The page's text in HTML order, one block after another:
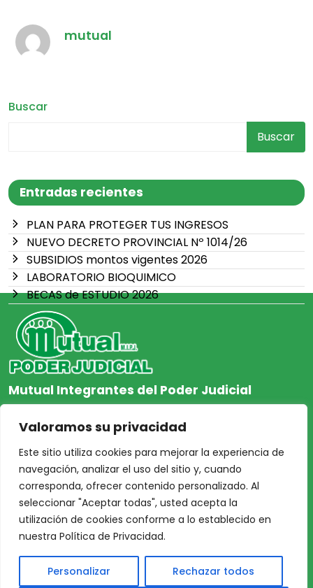
Valoramos su privacidad
Este sitio utiliza cookies para mejorar la experiencia de
navegación, analizar el uso del sitio y, cuando
corresponda, ofrecer contenido personalizado. Al
seleccionar "Aceptar todas", usted acepta la
utilización de cookies conforme a lo establecido en
nuestra Política de Privacidad.
Personalizar Rechazar todos
Buscar
Buscar
Entradas recientes
PLAN PARA PROTEGER TUS INGRESOS
NUEVO DECRETO PROVINCIAL Nº 1014/26
SUBSIDIOS montos vigentes 2026
LABORATORIO BIOQUIMICO
BECAS de ESTUDIO 2026
mutual
Mutual Integrantes del Poder Judicial
afiliacion@mjpj.org.ar
+54 9 342 467-4510
NOSOTROS
Inicio
Acceso Asociados
Nosotros
CENTRO DE AYUDA
Protección de Datos
Personales